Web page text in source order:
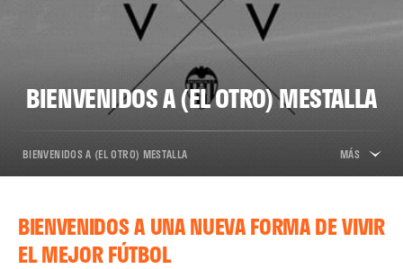
BIENVENIDOS A (EL OTRO) MESTALLA
BIENVENIDOS A (EL OTRO) MESTALLA MÁS
BIENVENIDOS A UNA NUEVA FORMA DE VIVIR
EL MEJOR FÚTBOL